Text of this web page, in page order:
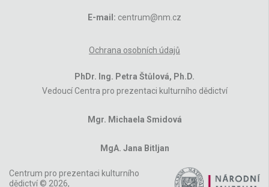
E-mail: centrum@nm.cz
Ochrana osobních údajů
PhDr. Ing. Petra Štůlová, Ph.D.
Vedoucí Centra pro prezentaci kulturního dědictví
Mgr. Michaela Smidová
MgA. Jana Bitljan
Centrum pro prezentaci kulturního
dědictví © 2026,